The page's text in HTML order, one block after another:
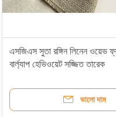
এসজিএস সুতা রঙ্গিন লিনেন ওয়েভ
বার্ল্যাপ হেভিওয়েট সজ্জিত তারেক
ভালো দাম